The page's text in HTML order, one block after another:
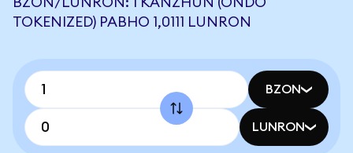
TOKENIZED) РАВНО 1,0111 LUNRON
BZON
LUNRON